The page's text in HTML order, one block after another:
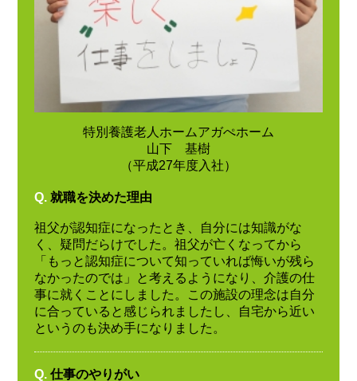
特別養護老人ホームアガぺホーム
山下 基樹
（平成27年度入社）
Q. 就職を決めた理由
祖父が認知症になったとき、自分には知識がな
く、疑問だらけでした。祖父が亡くなってから
「もっと認知症について知っていれば悔いが残ら
なかったのでは」と考えるようになり、介護の仕
事に就くことにしました。この施設の理念は自分
に合っていると感じられましたし、自宅から近い
というのも決め手になりました。
Q. 仕事のやりがい